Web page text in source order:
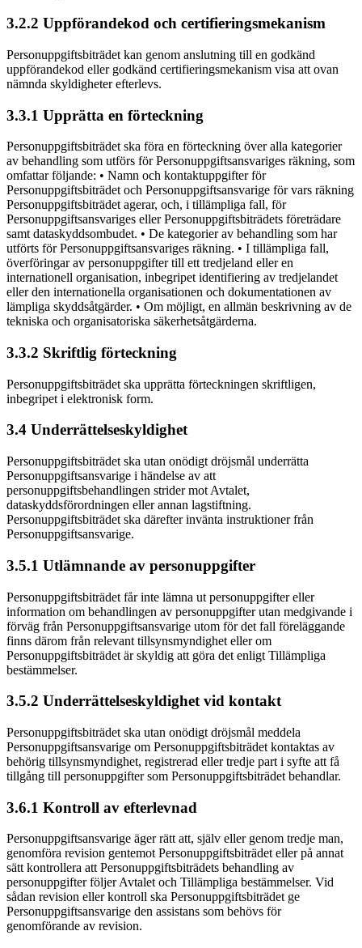
3.2.2 Uppförandekod och certifieringsmekanism
Personuppgiftsbiträdet kan genom anslutning till en godkänd
uppförandekod eller godkänd certifieringsmekanism visa att ovan
nämnda skyldigheter efterlevs.
3.3.1 Upprätta en förteckning
Personuppgiftsbiträdet ska föra en förteckning över alla kategorier
av behandling som utförs för Personuppgiftsansvariges räkning, som
omfattar följande: • Namn och kontaktuppgifter för
Personuppgiftsbiträdet och Personuppgiftsansvarige för vars räkning
Personuppgiftsbiträdet agerar, och, i tillämpliga fall, för
Personuppgiftsansvariges eller Personuppgiftsbiträdets företrädare
samt dataskyddsombudet. • De kategorier av behandling som har
utförts för Personuppgiftsansvariges räkning. • I tillämpliga fall,
överföringar av personuppgifter till ett tredjeland eller en
internationell organisation, inbegripet identifiering av tredjelandet
eller den internationella organisationen och dokumentationen av
lämpliga skyddsåtgärder. • Om möjligt, en allmän beskrivning av de
tekniska och organisatoriska säkerhetsåtgärderna.
3.3.2 Skriftlig förteckning
Personuppgiftsbiträdet ska upprätta förteckningen skriftligen,
inbegripet i elektronisk form.
3.4 Underrättelseskyldighet
Personuppgiftsbiträdet ska utan onödigt dröjsmål underrätta
Personuppgiftsansvarige i händelse av att
personuppgiftsbehandlingen strider mot Avtalet,
dataskyddsförordningen eller annan lagstiftning.
Personuppgiftsbiträdet ska därefter invänta instruktioner från
Personuppgiftsansvarige.
3.5.1 Utlämnande av personuppgifter
Personuppgiftsbiträdet får inte lämna ut personuppgifter eller
information om behandlingen av personuppgifter utan medgivande i
förväg från Personuppgiftsansvarige utom för det fall föreläggande
finns därom från relevant tillsynsmyndighet eller om
Personuppgiftsbiträdet är skyldig att göra det enligt Tillämpliga
bestämmelser.
3.5.2 Underrättelseskyldighet vid kontakt
Personuppgiftsbiträdet ska utan onödigt dröjsmål meddela
Personuppgiftsansvarige om Personuppgiftsbiträdet kontaktas av
behörig tillsynsmyndighet, registrerad eller tredje part i syfte att få
tillgång till personuppgifter som Personuppgiftsbiträdet behandlar.
3.6.1 Kontroll av efterlevnad
Personuppgiftsansvarige äger rätt att, själv eller genom tredje man,
genomföra revision gentemot Personuppgiftsbiträdet eller på annat
sätt kontrollera att Personuppgiftsbiträdets behandling av
personuppgifter följer Avtalet och Tillämpliga bestämmelser. Vid
sådan revision eller kontroll ska Personuppgiftsbiträdet ge
Personuppgiftsansvarige den assistans som behövs för
genomförande av revision.